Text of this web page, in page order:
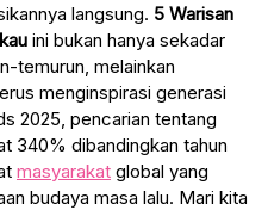
langsung. 5 Warisan
ini bukan hanya sekadar
temurun, melainkan
menginspirasi generasi
2025, pencarian tentang
340% dibandingkan tahun
masyarakat global yang
budaya masa lalu. Mari kita